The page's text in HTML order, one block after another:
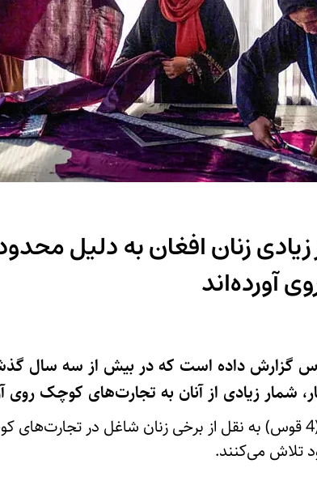
زنان افغان به دلیل
آورده‌اند
گزارش داده است که در بیش از سه سال
شمار زیادی از آنان به تجارت‌های کوچک روی
این خبرگزاری امروز یک‌شنبه (4 قوس) به نقل از برخی زنان شاغل
تلاش می‌کنند.